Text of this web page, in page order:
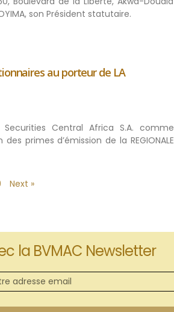
son Président statutaire.
au porteur de LA
Central Africa S.A. comme
primes d’émission de la REGIONALE
Next »
la BVMAC Newsletter